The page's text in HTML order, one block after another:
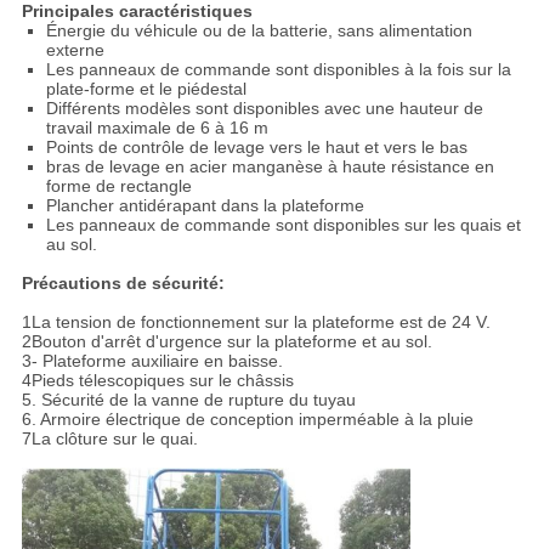
Principales caractéristiques
Énergie du véhicule ou de la batterie, sans alimentation
externe
Les panneaux de commande sont disponibles à la fois sur la
plate-forme et le piédestal
Différents modèles sont disponibles avec une hauteur de
travail maximale de 6 à 16 m
Points de contrôle de levage vers le haut et vers le bas
bras de levage en acier manganèse à haute résistance en
forme de rectangle
Plancher antidérapant dans la plateforme
Les panneaux de commande sont disponibles sur les quais et
au sol.
Précautions de sécurité:
1La tension de fonctionnement sur la plateforme est de 24 V.
2Bouton d'arrêt d'urgence sur la plateforme et au sol.
3- Plateforme auxiliaire en baisse.
4Pieds télescopiques sur le châssis
5. Sécurité de la vanne de rupture du tuyau
6. Armoire électrique de conception imperméable à la pluie
7La clôture sur le quai.